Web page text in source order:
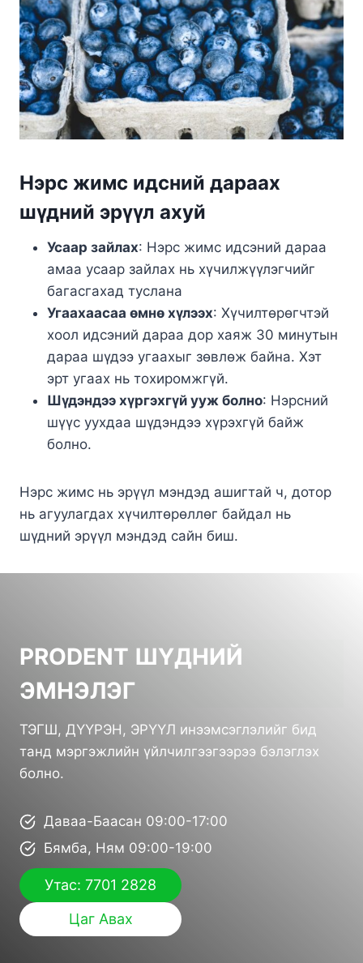
Нэрс жимс идсний дараах
шүдний эрүүл ахуй
Усаар зайлах: Нэрс жимс идсэний дараа
амаа усаар зайлах нь хүчилжүүлэгчийг
багасгахад туслана
Угаахаасаа өмнө хүлээх: Хүчилтөрөгчтэй
хоол идсэний дараа дор хаяж 30 минутын
дараа шүдээ угаахыг зөвлөж байна. Хэт
эрт угаах нь тохиромжгүй.
Шүдэндээ хүргэхгүй ууж болно: Нэрсний
шүүс уухдаа шүдэндээ хүрэхгүй байж
болно.
Нэрс жимс нь эрүүл мэндэд ашигтай ч, дотор
нь агуулагдах хүчилтөрөллөг байдал нь
шүдний эрүүл мэндэд сайн биш.
PRODENT ШҮДНИЙ
ЭМНЭЛЭГ
ТЭГШ, ДҮҮРЭН, ЭРҮҮЛ инээмсэглэлийг бид
танд мэргэжлийн үйлчилгээгээрээ бэлэглэх
болно.
Даваа-Баасан 09:00-17:00
Бямба, Ням 09:00-19:00
Утас: 7701 2828
Цаг Авах